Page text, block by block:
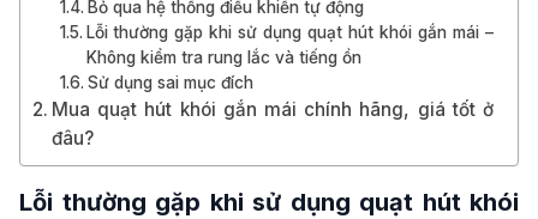
Bỏ qua hệ thống điều khiển tự động
Lỗi thường gặp khi sử dụng quạt hút khói gắn mái –
Không kiểm tra rung lắc và tiếng ồn
Sử dụng sai mục đích
Mua quạt hút khói gắn mái chính hãng, giá tốt ở
đâu?
Lỗi thường gặp khi sử dụng quạt hút khói